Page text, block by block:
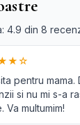
4.9 din 8
pentru mama.
si nu mi s-a
Va multumim!